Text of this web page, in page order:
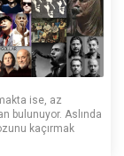
ise, az
bulunuyor. Aslında
kaçırmak